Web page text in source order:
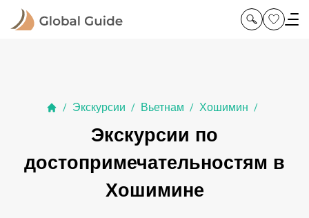
/ Экскурсии / Вьетнам / Хошимин /
Экскурсии по
достопримечательностям в
Хошимине